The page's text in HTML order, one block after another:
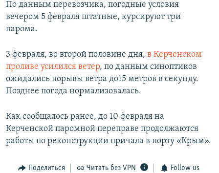
По данным перевозчика, погодные условия
вечером 5 февраля штатные, курсируют три
парома.
3 февраля, во второй половине дня, в Керченском
проливе усилился ветер, по данным синоптиков
ожидались порывы ветра до15 метров в секунду.
Позднее погода нормализовалась.
Как сообщалось ранее, до 10 февраля на
Керченской паромной переправе продолжаются
работы по реконструкции причала в порту «Крым».
Поделиться Читать без VPN Follow us